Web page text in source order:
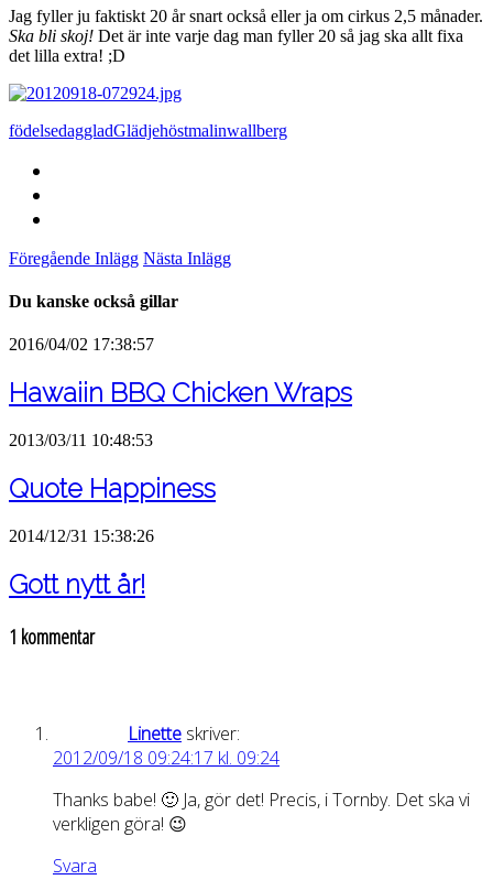
Jag fyller ju faktiskt 20 år snart också eller ja om cirkus 2,5 månader.
Ska bli skoj! Det är inte varje dag man fyller 20 så jag ska allt fixa
det lilla extra! ;D
födelsedaggladGlädjehöstmalinwallberg
Föregående Inlägg Nästa Inlägg
Du kanske också gillar
2016/04/02 17:38:57
Hawaiin BBQ Chicken Wraps
2013/03/11 10:48:53
Quote Happiness
2014/12/31 15:38:26
Gott nytt år!
1 kommentar
Linette skriver:
2012/09/18 09:24:17 kl. 09:24
Thanks babe! 🙂 Ja, gör det! Precis, i Tornby. Det ska vi
verkligen göra! 😉
Svara